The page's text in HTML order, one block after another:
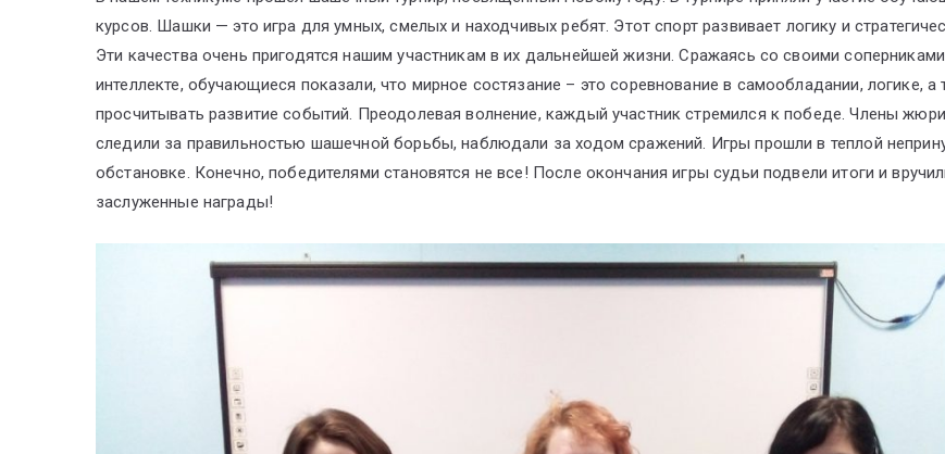
курсов. Шашки — это игра для умных, смелых и находчивых ребят. Этот спорт развивает логику и
Эти качества очень пригодятся нашим участникам в их дальнейшей жизни. Сражаясь со своими
интеллекте, обучающиеся показали, что мирное состязание – это соревнование в самообладании, логике, а
просчитывать развитие событий. Преодолевая волнение, каждый участник стремился к победе. Члены
следили за правильностью шашечной борьбы, наблюдали за ходом сражений. Игры прошли в теплой
обстановке. Конечно, победителями становятся не все! После окончания игры судьи подвели итоги и
заслуженные награды!